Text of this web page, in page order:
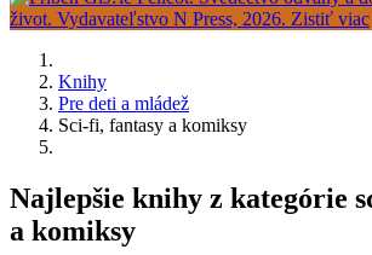
Knihy
Pre deti a mládež
Sci-fi, fantasy a komiksy
Najlepšie knihy z kategórie
a komiksy